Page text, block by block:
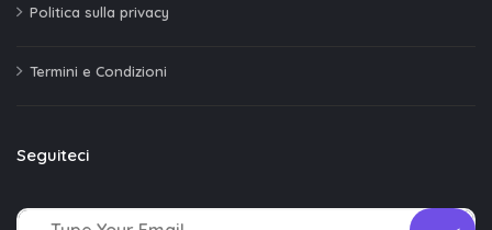
Politica sulla privacy
Termini e Condizioni
Seguiteci